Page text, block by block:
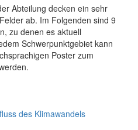
Abteilung decken ein sehr
ab. Im Folgenden sind 9
zu denen es aktuell
Schwerpunktgebiet kann
Poster zum
des Klimawandels